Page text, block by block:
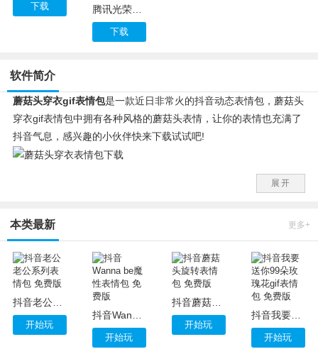
下载 腾讯光荣使命使命行动手游下载|腾讯光荣使命使命行动手游官网安卓版下载
下载
软件简介
蘑菇头穿衣gif表情包是一款近日非常火的抖音动态表情包，蘑菇头
穿衣gif表情包中拥有各种风格的蘑菇头表情，让你的表情也充满了
抖音气息，感兴趣的小伙伴快来下载试试吧!
1.下载完成后点击压缩包内的.eif文件即可将表情包导入qq。
蘑菇头穿衣gif表情包介绍：
今年的网络流行词喜欢总结人，这不，刚给中年人贴过“油腻”，又
给青年人贴上了“佛系”的标签。有网友表示，“佛系青年”就是自己生
活的写照。也有网友认为，凡事抱着“佛系心态”，未免有些消极。
同一个“佛系”不同的理解，“佛系青年”到底是消极还是调侃?
展开
本类最新 更多+
抖音老公老公系列表情包 免费版
开始玩
开始玩
抖音蘑菇头旋转表情包 免费版
开始玩
抖音我要送你99朵玫瑰花gif表情包 免费版
开始玩